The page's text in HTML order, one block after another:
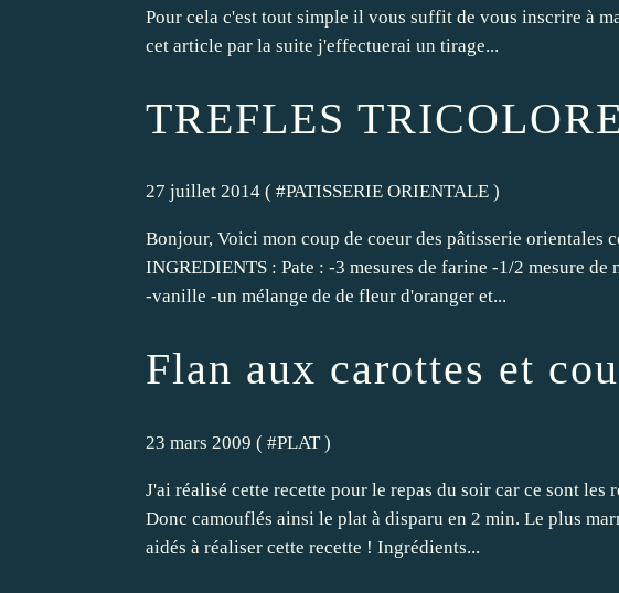
Pour cela c'est tout simple il vous suffit de vous inscrire à
cet article par la suite j'effectuerai un tirage...
TREFLES
27 juillet 2014 ( #PATISSERIE ORIENTALE )
Bonjour, Voici mon coup de coeur des pâtisserie orientales
INGREDIENTS : Pate : -3 mesures de farine -1/2 mesure
-vanille -un mélange de de fleur d'oranger et...
Flan aux carottes et
23 mars 2009 ( #PLAT)
J'ai réalisé cette recette pour le repas du soir car ce sont les
Donc camouflés ainsi le plat à disparu en 2 min. Le plus
aidés à réaliser cette recette ! Ingrédients...